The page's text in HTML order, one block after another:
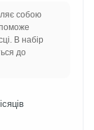
собою
В набір
до